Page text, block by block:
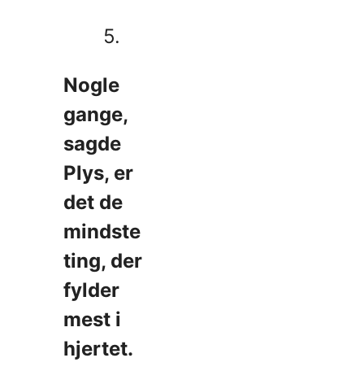
5.
Nogle
gange,
sagde
Plys, er
det de
mindste
ting, der
fylder
mest i
hjertet.